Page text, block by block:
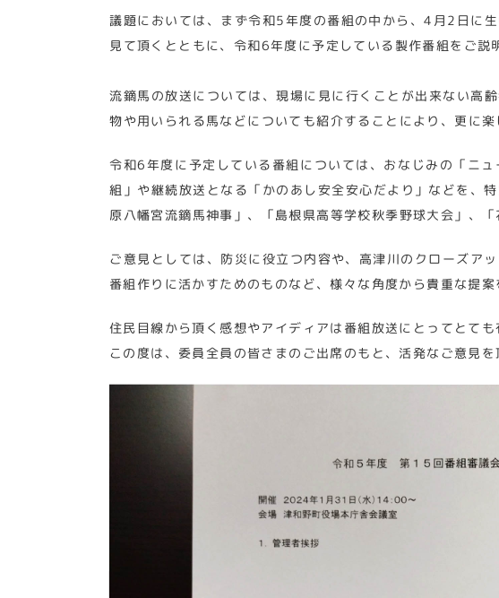
議題においては、まず令和5年度の番組の中から、4月2日に
見て頂くとともに、令和6年度に予定している製作番組をご説
流鏑馬の放送については、現場に見に行くことが出来ない高
物や用いられる馬などについても紹介することにより、更に
令和6年度に予定している番組については、おなじみの「ニ
組」や継続放送となる「かのあし安全安心だより」などを、
原八幡宮流鏑馬神事」、「島根県高等学校秋季野球大会」、
ご意見としては、防災に役立つ内容や、高津川のクローズア
番組作りに活かすためのものなど、様々な角度から貴重な提案
住民目線から頂く感想やアイディアは番組放送にとってとて
この度は、委員全員の皆さまのご出席のもと、活発なご意見